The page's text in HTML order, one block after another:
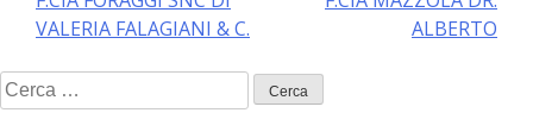
Navigazione
articoli
VALERIA FALAGIANI & C.
ALBERTO
Ricerca
per: